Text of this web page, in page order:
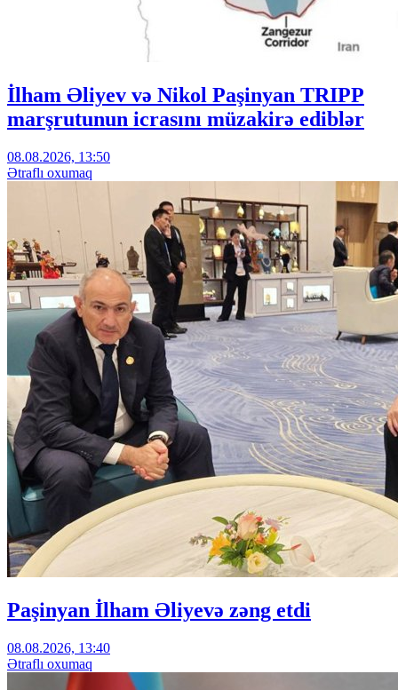
İlham Əliyev və Nikol Paşinyan TRIPP
marşrutunun icrasını müzakirə ediblər
08.08.2026, 13:50
Ətraflı oxumaq
Paşinyan İlham Əliyevə zəng etdi
08.08.2026, 13:40
Ətraflı oxumaq